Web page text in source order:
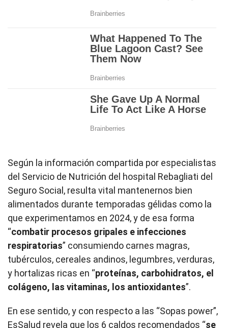
Según la información compartida por especialistas
del Servicio de Nutrición del hospital Rebagliati del
Seguro Social, resulta vital mantenernos bien
alimentados durante temporadas gélidas como la
que experimentamos en 2024, y de esa forma
“combatir procesos gripales e infecciones
respiratorias” consumiendo carnes magras,
tubérculos, cereales andinos, legumbres, verduras,
y hortalizas ricas en “proteínas, carbohidratos, el
colágeno, las vitaminas, los antioxidantes”.
En ese sentido, y con respecto a las “Sopas power”,
EsSalud revela que los 6 caldos recomendados “se